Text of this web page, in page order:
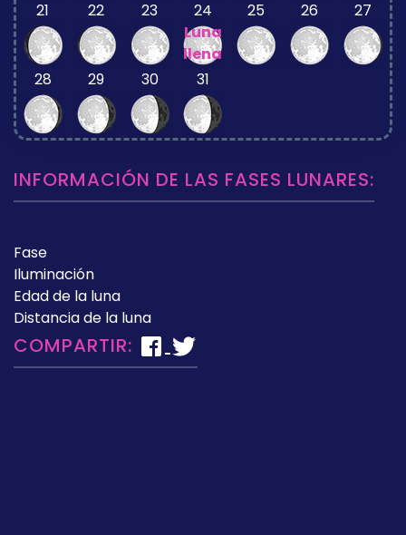
21 22 23
24
Luna
llena
25 26 27
28 29 30 31
INFORMACIÓN DE LAS FASES LUNARES:
Fase
Iluminación
Edad de la luna
Distancia de la luna
COMPARTIR: